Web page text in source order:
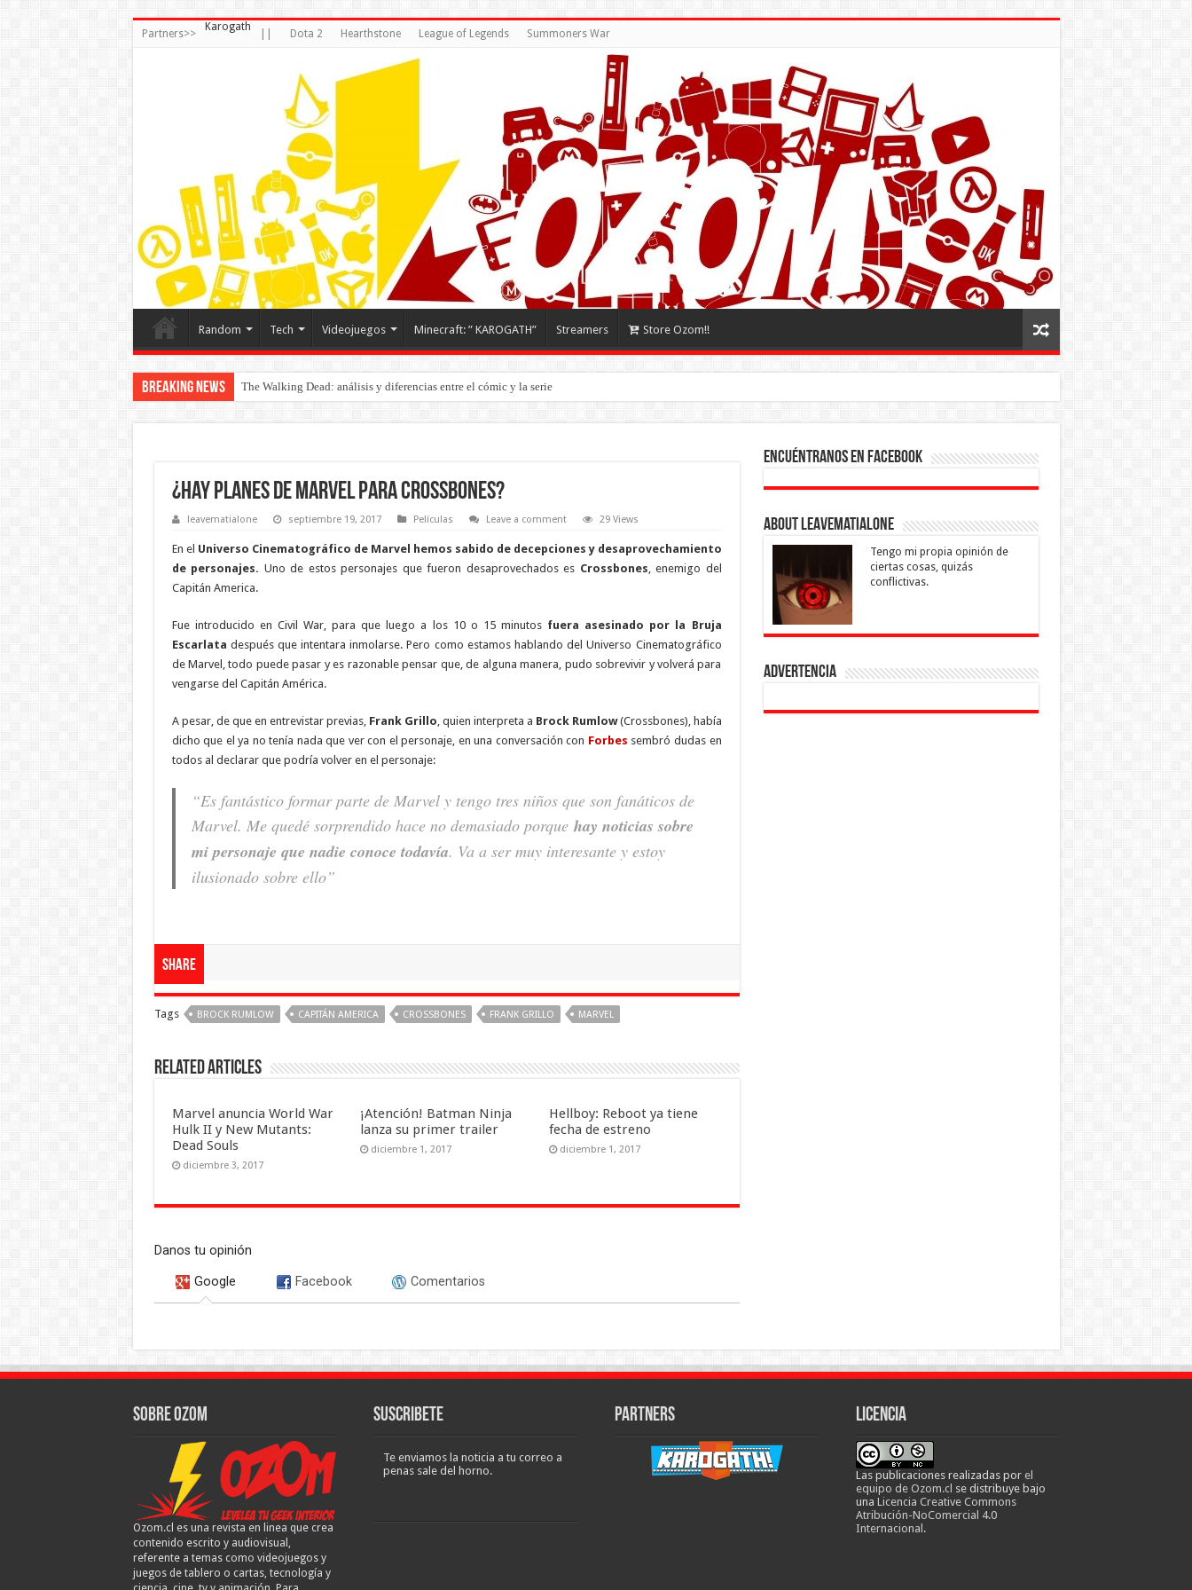
Partners>>
Karogath
Dota 2 Hearthstone League of Legends Summoners War
Random Tech Videojuegos Minecraft: ” KAROGATH” Streamers Store Ozom!!
Breaking News The Walking Dead: análisis y diferencias entre el cómic y la serie
¿Hay planes de Marvel para Crossbones?
leavematialone septiembre 19, 2017 Películas Leave a comment 29 Views
En el Universo Cinematográfico de Marvel hemos sabido de decepciones y desaprovechamiento
de personajes. Uno de estos personajes que fueron desaprovechados es Crossbones, enemigo del
Capitán America.
Fue introducido en Civil War, para que luego a los 10 o 15 minutos fuera asesinado por la Bruja
Escarlata después que intentara inmolarse. Pero como estamos hablando del Universo Cinematográfico
de Marvel, todo puede pasar y es razonable pensar que, de alguna manera, pudo sobrevivir y volverá para
vengarse del Capitán América.
A pesar, de que en entrevistar previas, Frank Grillo, quien interpreta a Brock Rumlow(Crossbones), había
dicho que el ya no tenía nada que ver con el personaje, en una conversación con Forbes sembró dudas en
todos al declarar que podría volver en el personaje:
“Es fantástico formar parte de Marvel y tengo tres niños que son fanáticos de
Marvel. Me quedé sorprendido hace no demasiado porque hay noticias sobre
mi personaje que nadie conoce todavía. Va a ser muy interesante y estoy
ilusionado sobre ello”
Share
Tags BROCK RUMLOW CAPITÁN AMERICA CROSSBONES FRANK GRILLO MARVEL
Related Articles
Marvel anuncia World War
Hulk II y New Mutants:
Dead Souls
diciembre 3, 2017
¡Atención! Batman Ninja
lanza su primer trailer
diciembre 1, 2017
Hellboy: Reboot ya tiene
fecha de estreno
diciembre 1, 2017
Danos tu opinión
Google Facebook Comentarios
Encuéntranos en Facebook
About leavematialone
Tengo mi propia opinión de
ciertas cosas, quizás
conflictivas.
Advertencia
Sobre Ozom
Ozom.cl es una revista en linea que crea
contenido escrito y audiovisual,
referente a temas como videojuegos y
juegos de tablero o cartas, tecnología y
Suscribete
Te enviamos la noticia a tu correo a
penas sale del horno.
Partners Licencia
Las publicaciones realizadaspor el
equipo de Ozom.cl se distribuye bajo
una Licencia Creative Commons
Atribución-NoComercial 4.0
Internacional .